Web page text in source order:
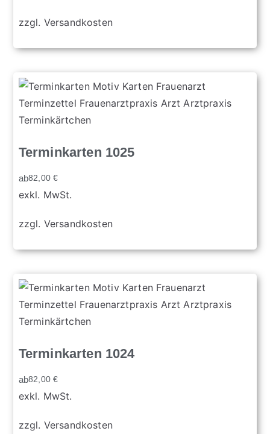
zzgl. Versandkosten
Terminkarten 1025
ab82,00€
exkl. MwSt.
zzgl. Versandkosten
Terminkarten 1024
ab82,00€
exkl. MwSt.
zzgl. Versandkosten